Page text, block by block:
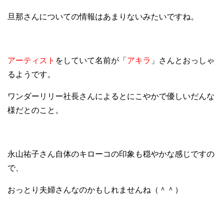
旦那さんについての情報はあまりないみたいですね。
アーティスト をしていて名前が「 アキラ 」さんとおっしゃ
るようです。
ワンダーリリー社長さんによるとにこやかで優しいだんな
様だとのこと。
永山祐子さん自体のキローコの印象も穏やかな感じですの
で、
おっとり夫婦さんなのかもしれませんね（＾＾）